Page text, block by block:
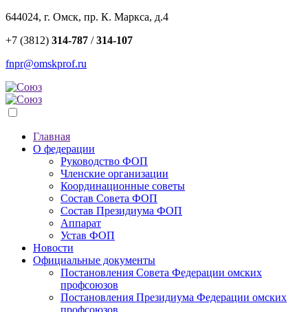
644024, г. Омск, пр. К. Маркса, д.4
+7 (3812) 314-787 /314-107
fnpr@omskprof.ru
Главная
О федерации
Руководство ФОП
Членские организации
Координационные советы
Состав Совета ФОП
Состав Президиума ФОП
Аппарат
Устав ФОП
Новости
Официальные документы
Постановления Совета Федерации омских
профсоюзов
Постановления Президиума Федерации омских
профсоюзов